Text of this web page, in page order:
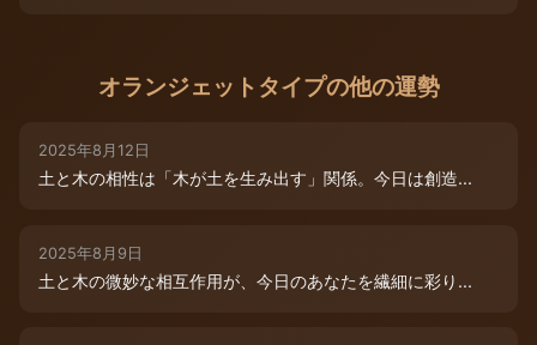
オランジェットタイプの他の運勢
2025年8月12日
土と木の相性は「木が土を生み出す」関係。今日は創造...
2025年8月9日
土と木の微妙な相互作用が、今日のあなたを繊細に彩り...